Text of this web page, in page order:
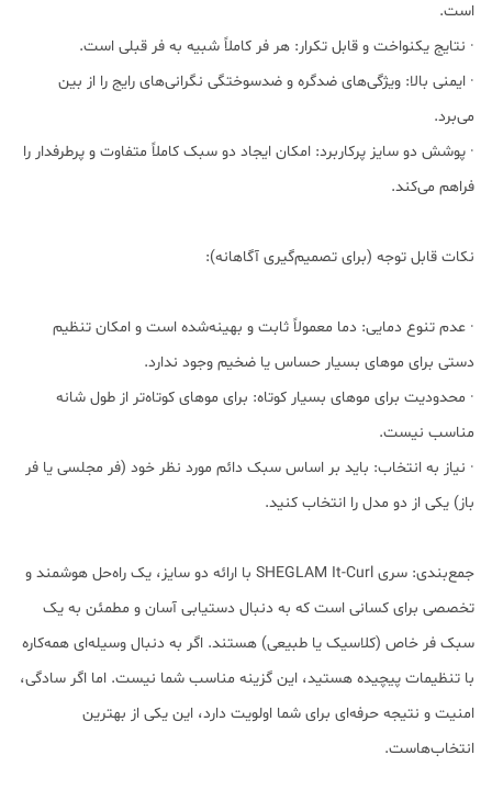
است.
· نتایج یکنواخت و قابل تکرار: هر فر کاملاً شبیه به فر قبلی است.
· ایمنی بالا: ویژگی‌های ضدگره و ضدسوختگی نگرانی‌های رایج را از بین
می‌برد.
· پوشش دو سایز پرکاربرد: امکان ایجاد دو سبک کاملاً متفاوت و پرطرفدار را
فراهم می‌کند.
نکات قابل توجه (برای تصمیم‌گیری آگاهانه):
· عدم تنوع دمایی: دما معمولاً ثابت و بهینه‌شده است و امکان تنظیم
دستی برای موهای بسیار حساس یا ضخیم وجود ندارد.
· محدودیت برای موهای بسیار کوتاه: برای موهای کوتاه‌تر از طول شانه
مناسب نیست.
· نیاز به انتخاب: باید بر اساس سبک دائم مورد نظر خود (فر مجلسی یا فر
باز) یکی از دو مدل را انتخاب کنید.
جمع‌بندی: سری SHEGLAM It-Curl با ارائه دو سایز، یک راه‌حل هوشمند و
تخصصی برای کسانی است که به دنبال دستیابی آسان و مطمئن به یک
سبک فر خاص (کلاسیک یا طبیعی) هستند. اگر به دنبال وسیله‌ای همه‌کاره
با تنظیمات پیچیده هستید، این گزینه مناسب شما نیست. اما اگر سادگی،
امنیت و نتیجه حرفه‌ای برای شما اولویت دارد، این یکی از بهترین
انتخاب‌هاست.